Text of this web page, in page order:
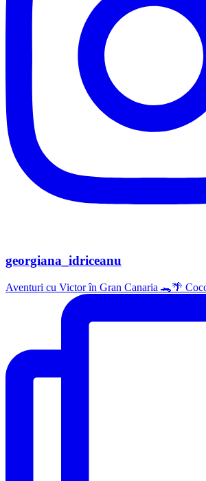
georgiana_idriceanu
Aventuri cu Victor în Gran Canaria 🐊🌴